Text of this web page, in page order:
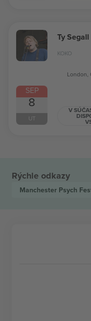
SEP
8
UT
Ty Segall
KOKO
London,
V
Rýchle odkazy
Manchester Psych